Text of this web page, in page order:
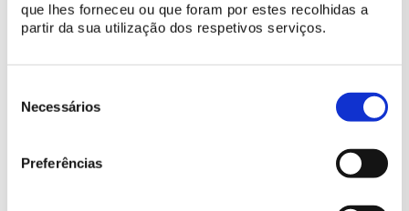
que lhes forneceu ou que foram por estes recolhidas a
partir da sua utilização dos respetivos serviços.
Necessários
Preferências
Português